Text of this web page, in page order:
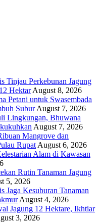
Tinjau Perkebunan Jagung
Hektar August 8, 2026
Petani untuk Swasembada
Subur August 7, 2026
Lingkungan, Bhuwana
August 7, 2026
Mangrove dan
Rupat August 6, 2026
Alam di Kawasan
Rutin Tanaman Jagung
5, 2026
Jaga Kesuburan Tanaman
August 4, 2026
Jagung 12 Hektare, Ikhtiar
3, 2026